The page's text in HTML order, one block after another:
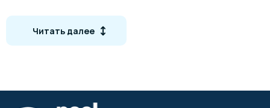
Читать далее